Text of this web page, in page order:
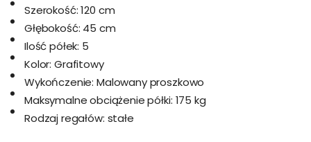
Szerokość: 120 cm
Głębokość: 45 cm
Ilość półek: 5
Kolor: Grafitowy
Wykończenie: Malowany proszkowo
Maksymalne obciążenie półki: 175 kg
Rodzaj regałów: stałe